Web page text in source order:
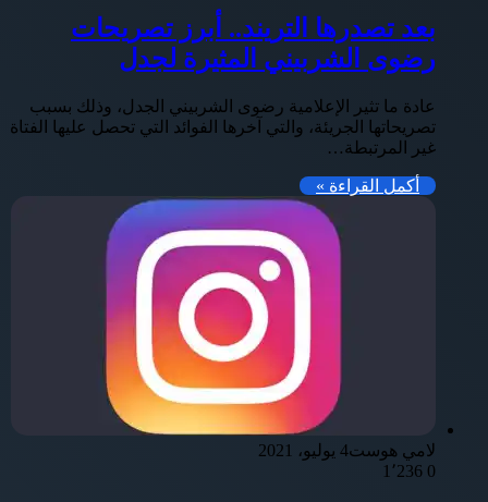
بعد تصدرها التريند.. أبرز تصريحات
رضوى الشربيني المثيرة لجدل
عادة ما تثير الإعلامية رضوى الشربيني الجدل، وذلك بسبب
تصريحاتها الجريئة، والتي آخرها الفوائد التي تحصل عليها الفتاة
غير المرتبطة…
أكمل القراءة »
لامي هوست4 يوليو، 2021
0